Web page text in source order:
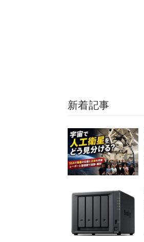
新着記事